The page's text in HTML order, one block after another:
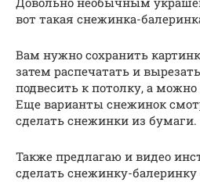
вот такая снежинка-
Вам нужно сохранить
затем распечатать и
подвесить к потолку, а
Еще варианты снежинок
сделать снежинки из бумаги.
Также предлагаю и видео
сделать снежинку-